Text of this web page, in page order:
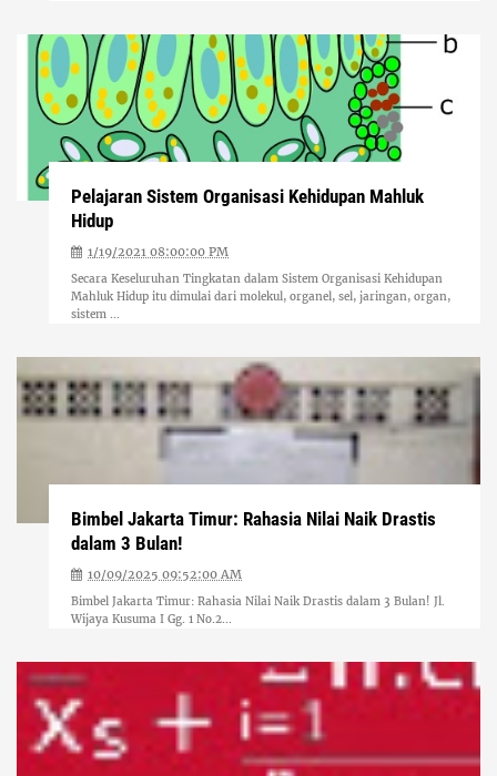
Pelajaran Sistem Organisasi Kehidupan Mahluk
Hidup
1/19/2021 08:00:00 PM
Secara Keseluruhan Tingkatan dalam Sistem Organisasi Kehidupan
Mahluk Hidup itu dimulai dari molekul, organel, sel, jaringan, organ,
sistem ...
Bimbel Jakarta Timur: Rahasia Nilai Naik Drastis
dalam 3 Bulan!
10/09/2025 09:52:00 AM
Bimbel Jakarta Timur: Rahasia Nilai Naik Drastis dalam 3 Bulan! Jl.
Wijaya Kusuma I Gg. 1 No.2...